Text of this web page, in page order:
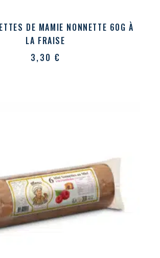
DE MAMIE NONNETTE 60G À
LA FRAISE
3,30 €